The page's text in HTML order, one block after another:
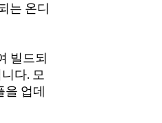
는 온디
빌드되
다. 모
을 업데